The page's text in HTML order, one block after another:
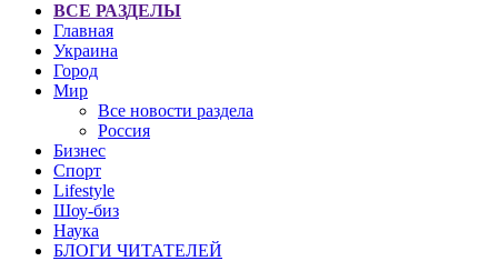
ВСЕ РАЗДЕЛЫ
Главная
Украина
Город
Мир
Все новости раздела
Россия
Бизнес
Спорт
Lifestyle
Шоу-биз
Наука
БЛОГИ ЧИТАТЕЛЕЙ